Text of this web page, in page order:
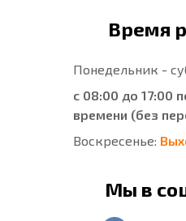
Время
Понедельник -
с 08:00 до 17:00
времени (без
Воскресенье:
Мы в